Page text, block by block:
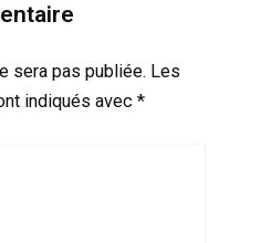
sera pas publiée. Les
indiqués avec *